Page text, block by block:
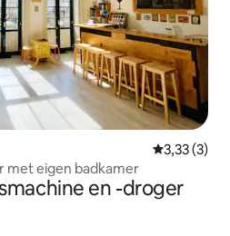
3,33 (3)
met eigen badkamer
en -droger